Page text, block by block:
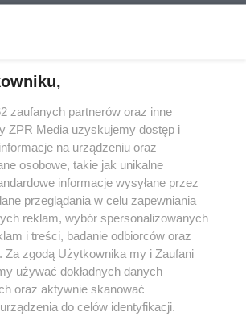
w serwisie nie może być powielany i
dalej rozpowszechniany w jakikolwiek sposób (w
lub mechaniczny) na jakimkolwiek polu
formie, włącznie z umieszczaniem w Internecie
praw. Jakiekolwiek użycie lub
w całości lub w części z naruszeniem prawa, tzn.
zabronione pod groźbą kary i może być ścigane
zaufanych partnerów oraz inne
ZPR Media uzyskujemy dostęp i
na urządzeniu oraz
osobowe, takie jak unikalne
informacje wysyłane przez
przeglądania w celu zapewniania
reklam, wybór spersonalizowanych
i treści, badanie odbiorców oraz
Za zgodą Użytkownika my i Zaufani
używać dokładnych danych
oraz aktywnie skanować
do celów identyfikacji.